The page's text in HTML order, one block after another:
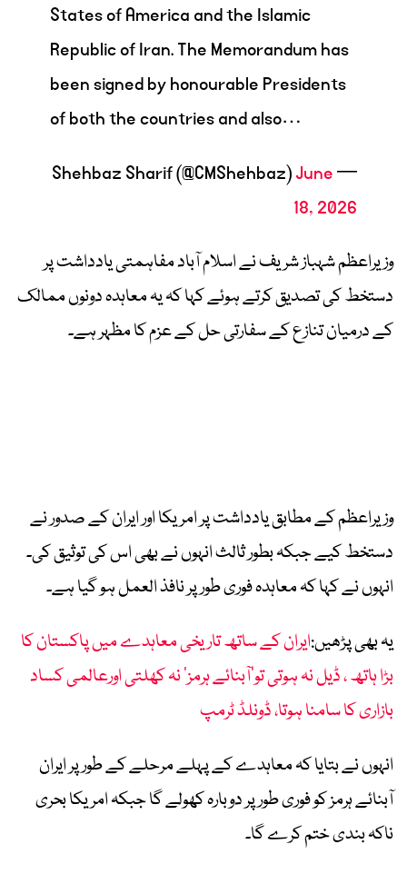
States of America and the Islamic
Republic of Iran. The Memorandum has
been signed by honourable Presidents
of both the countries and also…
— Shehbaz Sharif (@CMShehbaz)
June
18, 2026
وزیراعظم شہباز شریف نے اسلام آباد مفاہمتی یادداشت پر
دستخط کی تصدیق کرتے ہوئے کہا کہ یہ معاہدہ دونوں ممالک
کے درمیان تنازع کے سفارتی حل کے عزم کا مظہر ہے۔
وزیراعظم کے مطابق یادداشت پر امریکا اور ایران کے صدور نے
دستخط کیے جبکہ بطور ثالث انہوں نے بھی اس کی توثیق کی۔
انہوں نے کہا کہ معاہدہ فوری طور پر نافذ العمل ہو گیا ہے۔
یہ بھی پڑھیں:ایران کے ساتھ تاریخی معاہدے میں پاکستان کا
بڑا ہاتھ ، ڈیل نہ ہوتی تو’آبنائے ہرمز‘ نہ کھلتی اورعالمی کساد
بازاری کا سامنا ہوتا، ڈونلڈ ٹرمپ
انہوں نے بتایا کہ معاہدے کے پہلے مرحلے کے طور پر ایران
آبنائے ہرمز کو فوری طور پر دوبارہ کھولے گا جبکہ امریکا بحری
ناکہ بندی ختم کرے گا۔